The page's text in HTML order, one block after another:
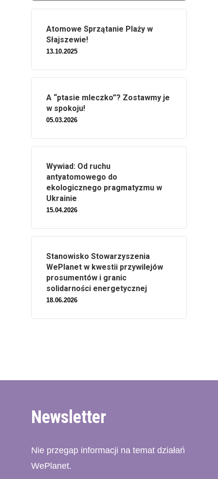
Atomowe Sprzątanie Plaży w
Słajszewie!
13.10.2025
A “ptasie mleczko”? Zostawmy je
w spokoju!
05.03.2026
Wywiad: Od ruchu
antyatomowego do
ekologicznego pragmatyzmu w
Ukrainie
15.04.2026
Stanowisko Stowarzyszenia
WePlanet w kwestii przywilejów
prosumentów i granic
solidarności energetycznej
18.06.2026
Newsletter
Nie przegap informacji na temat działań
WePlanet.